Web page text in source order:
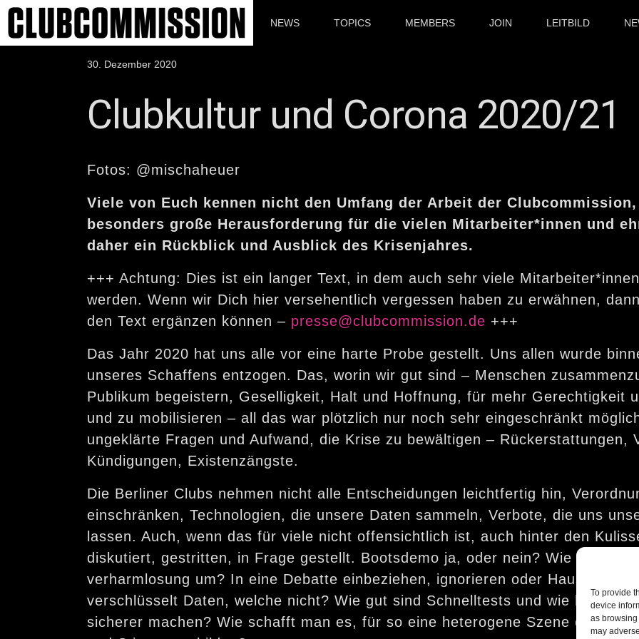
To provide
device
as
may
Zum
Inhalt
springen
NEWS TOPICS MEMBERS JOIN LEITBILD
Veröffentlicht
30. Dezember 2020
Clubkultur und Corona 2020/21
Fotos: @mischaheuer
Viele von Euch kennen nicht den Umfang der Arbeit der
besonders große Herausforderung für die vielen Mitarbeiter*innen und
daher ein Rückblick und Ausblick des Krisenjahres.
+++ Achtung: Dies ist ein langer Text, in dem auch sehr viele
werden. Wenn wir Dich hier versehentlich vergessen haben zu erwähnen,
den Text ergänzen können – presse@clubcommission.de +++
Das Jahr 2020 hat uns alle vor eine harte Probe gestellt. Uns allen wurde
unseres Schaffens entzogen. Das, worin wir gut sind – Menschen
Publikum begeistern, Geselligkeit, Halt und Hoffnung, für mehr Gerechtigkeit
und zu mobilisieren – all das war plötzlich nur noch sehr eingeschränkt
ungeklärte Fragen und Aufwand, die Krise zu bewältigen – Rückerstattungen,
Kündigungen, Existenzängste.
Die Berliner Clubs nehmen nicht alle Entscheidungen leichtfertig hin,
einschränken, Technologien, die unsere Daten sammeln, Verbote, die uns
lassen. Auch, wenn das für viele nicht offensichtlich ist, auch hinter den
diskutiert, gestritten, in Frage gestellt. Bootsdemo ja, oder nein? Wie geht
verharmlosung um? In eine Debatte einbeziehen, ignorieren oder Hausverbot
verschlüsselt Daten, welche nicht? Wie gut sind Schnelltests und wie kann
sicherer machen? Wie schafft man es, für so eine heterogene Szene eine